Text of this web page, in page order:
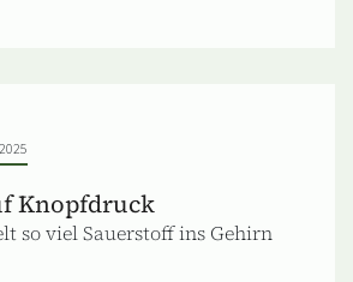
Knopfdruck
so viel Sauerstoff ins Gehirn